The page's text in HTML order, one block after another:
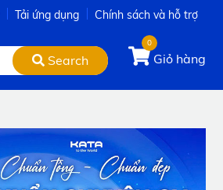
Tải ứng dụng Chính sách và hỗ trợ
Search
0
Giỏ hàng